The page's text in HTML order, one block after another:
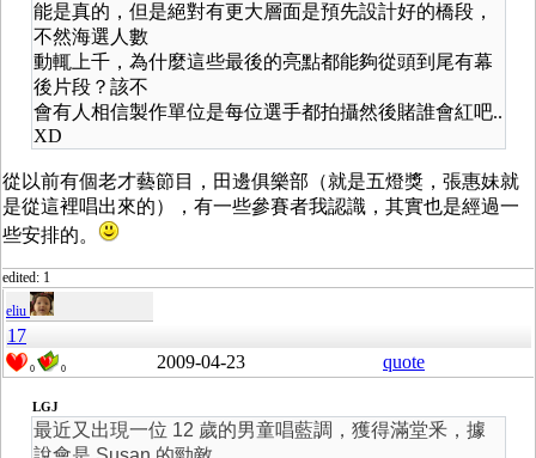
能是真的，但是絕對有更大層面是預先設計好的橋段，
不然海選人數
動輒上千，為什麼這些最後的亮點都能夠從頭到尾有幕
後片段？該不
會有人相信製作單位是每位選手都拍攝然後賭誰會紅吧..
XD
從以前有個老才藝節目，田邊俱樂部（就是五燈獎，張惠妹就
是從這裡唱出來的），有一些參賽者我認識，其實也是經過一
些安排的。
edited: 1
eliu
17
0 0 2009-04-23 quote
LGJ
最近又出現一位 12 歲的男童唱藍調，獲得滿堂釆，據